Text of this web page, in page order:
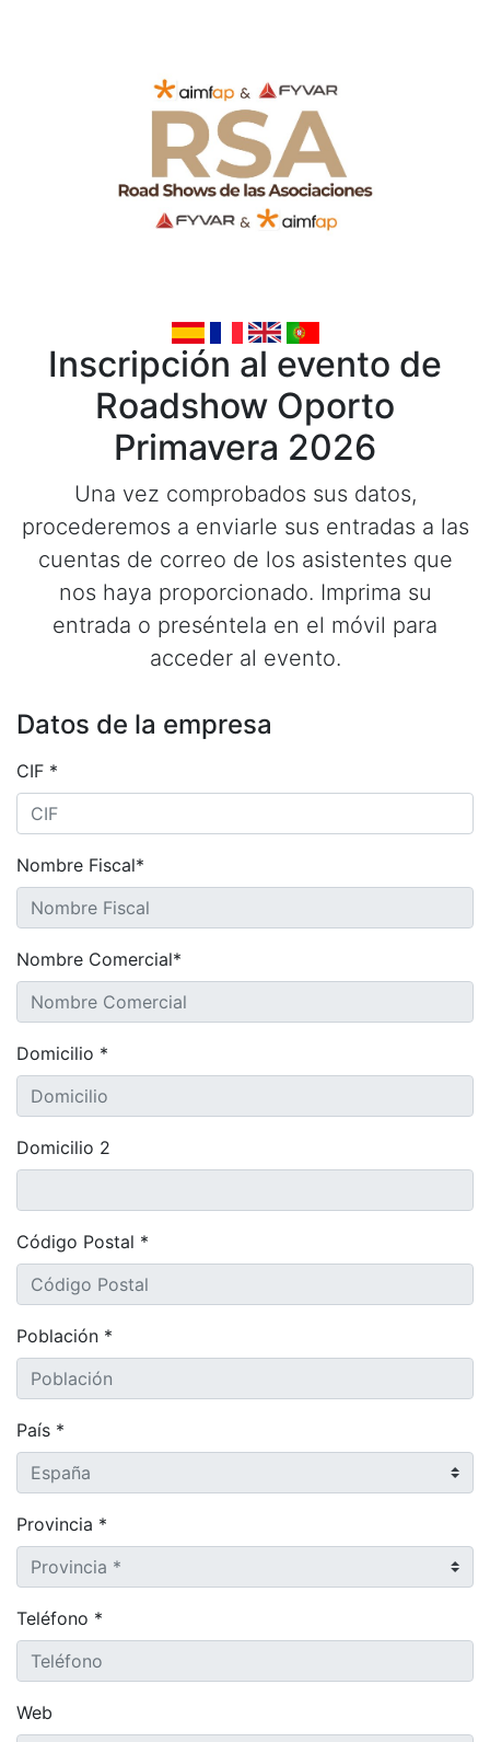
Inscripción al evento de
Roadshow Oporto
Primavera 2026
Una vez comprobados sus datos,
procederemos a enviarle sus entradas a las
cuentas de correo de los asistentes que
nos haya proporcionado. Imprima su
entrada o preséntela en el móvil para
acceder al evento.
Datos de la empresa
CIF *
Nombre Fiscal*
Nombre Comercial*
Domicilio *
Domicilio 2
Código Postal *
Población *
País *
Provincia *
Teléfono *
Web